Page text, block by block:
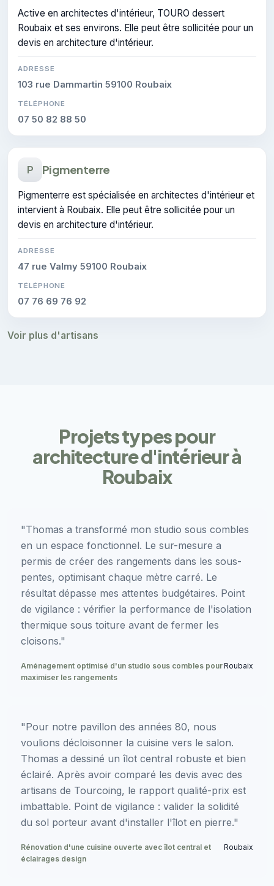
Active en architectes d'intérieur, TOURO dessert
Roubaix et ses environs. Elle peut être sollicitée pour un
devis en architecture d'intérieur.
ADRESSE
103 rue Dammartin 59100 Roubaix
TÉLÉPHONE
07 50 82 88 50
P Pigmenterre
Pigmenterre est spécialisée en architectes d'intérieur et
intervient à Roubaix. Elle peut être sollicitée pour un
devis en architecture d'intérieur.
ADRESSE
47 rue Valmy 59100 Roubaix
TÉLÉPHONE
07 76 69 76 92
Voir plus d'artisans
Projets types pour
architecture d'intérieur à
Roubaix
"Thomas a transformé mon studio sous combles
en un espace fonctionnel. Le sur-mesure a
permis de créer des rangements dans les sous-
pentes, optimisant chaque mètre carré. Le
résultat dépasse mes attentes budgétaires. Point
de vigilance : vérifier la performance de l'isolation
thermique sous toiture avant de fermer les
cloisons."
Aménagement optimisé d'un studio sous combles pour
maximiser les rangements
Roubaix
"Pour notre pavillon des années 80, nous
voulions décloisonner la cuisine vers le salon.
Thomas a dessiné un îlot central robuste et bien
éclairé. Après avoir comparé les devis avec des
artisans de Tourcoing, le rapport qualité-prix est
imbattable. Point de vigilance : valider la solidité
du sol porteur avant d'installer l'îlot en pierre."
Rénovation d'une cuisine ouverte avec îlot central et
éclairages design
Roubaix